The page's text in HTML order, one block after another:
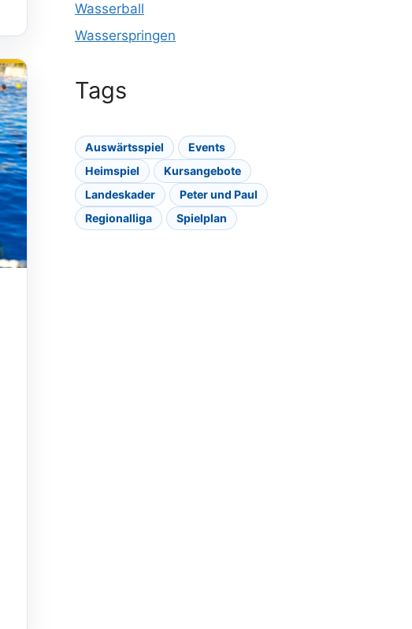
Wasserball
Wasserspringen
Tags
Auswärtsspiel
Events
Heimspiel
Kursangebote
Landeskader
Peter und Paul
Regionalliga
Spielplan